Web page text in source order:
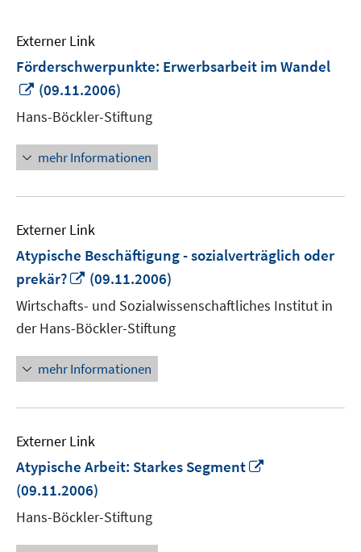
Externer Link
Förderschwerpunkte: Erwerbsarbeit im Wandel
In
neuem
Fenster
öffnen
(09.11.2006)
Hans-Böckler-Stiftung
mehr Informationen
Externer Link
Atypische Beschäftigung - sozialverträglich oder
prekär?
In
neuem
Fenster
öffnen
(09.11.2006)
Wirtschafts- und Sozialwissenschaftliches Institut in
der Hans-Böckler-Stiftung
mehr Informationen
Externer Link
Atypische Arbeit: Starkes Segment
(09.11.2006)
Hans-Böckler-Stiftung